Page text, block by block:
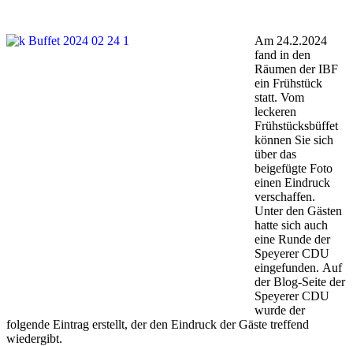
Am 24.2.2024
fand in den
Räumen der IBF
ein Frühstück
statt. Vom
leckeren
Frühstücksbüffet
können Sie sich
über das
beigefügte Foto
einen Eindruck
verschaffen.
Unter den Gästen
hatte sich auch
eine Runde der
Speyerer CDU
eingefunden. Auf
der Blog-Seite der
Speyerer CDU
wurde der
folgende Eintrag erstellt, der den Eindruck der Gäste treffend
wiedergibt.